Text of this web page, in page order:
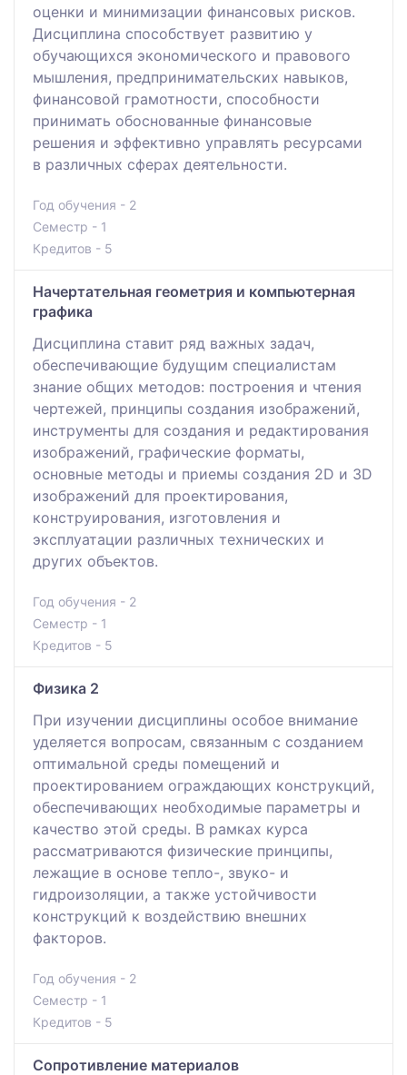
оценки и минимизации финансовых рисков.
Дисциплина способствует развитию у
обучающихся экономического и правового
мышления, предпринимательских навыков,
финансовой грамотности, способности
принимать обоснованные финансовые
решения и эффективно управлять ресурсами
в различных сферах деятельности.
Год обучения - 2
Семестр - 1
Кредитов - 5
Начертательная геометрия и компьютерная
графика
Дисциплина ставит ряд важных задач,
обеспечивающие будущим специалистам
знание общих методов: построения и чтения
чертежей, принципы создания изображений,
инструменты для создания и редактирования
изображений, графические форматы,
основные методы и приемы создания 2D и 3D
изображений для проектирования,
конструирования, изготовления и
эксплуатации различных технических и
других объектов.
Год обучения - 2
Семестр - 1
Кредитов - 5
Физика 2
При изучении дисциплины особое внимание
уделяется вопросам, связанным с созданием
оптимальной среды помещений и
проектированием ограждающих конструкций,
обеспечивающих необходимые параметры и
качество этой среды. В рамках курса
рассматриваются физические принципы,
лежащие в основе тепло-, звуко- и
гидроизоляции, а также устойчивости
конструкций к воздействию внешних
факторов.
Год обучения - 2
Семестр - 1
Кредитов - 5
Сопротивление материалов